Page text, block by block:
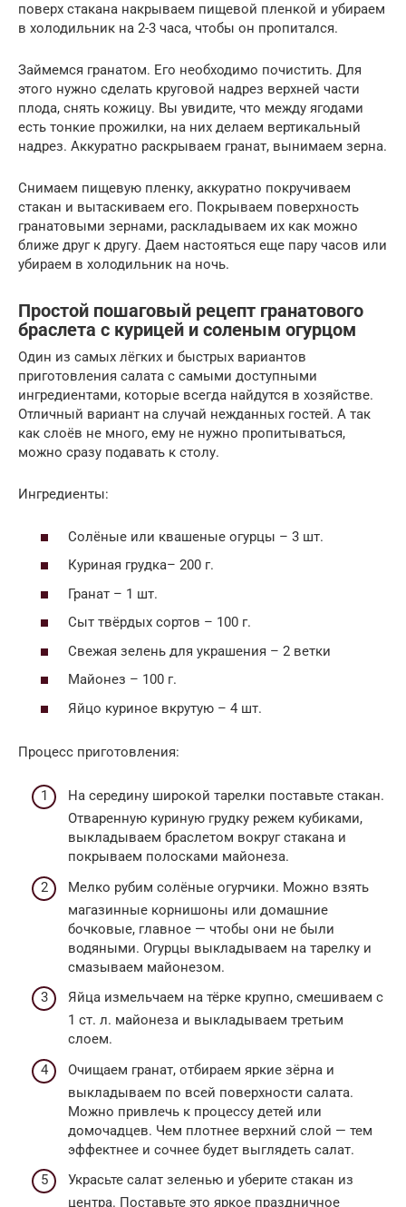
поверх стакана накрываем пищевой пленкой и убираем
в холодильник на 2-3 часа, чтобы он пропитался.
Займемся гранатом. Его необходимо почистить. Для
этого нужно сделать круговой надрез верхней части
плода, снять кожицу. Вы увидите, что между ягодами
есть тонкие прожилки, на них делаем вертикальный
надрез. Аккуратно раскрываем гранат, вынимаем зерна.
Снимаем пищевую пленку, аккуратно покручиваем
стакан и вытаскиваем его. Покрываем поверхность
гранатовыми зернами, раскладываем их как можно
ближе друг к другу. Даем настояться еще пару часов или
убираем в холодильник на ночь.
Простой пошаговый рецепт гранатового
браслета с курицей и соленым огурцом
Один из самых лёгких и быстрых вариантов
приготовления салата с самыми доступными
ингредиентами, которые всегда найдутся в хозяйстве.
Отличный вариант на случай нежданных гостей. А так
как слоёв не много, ему не нужно пропитываться,
можно сразу подавать к столу.
Ингредиенты:
Солёные или квашеные огурцы – 3 шт.
Куриная грудка– 200 г.
Гранат – 1 шт.
Сыт твёрдых сортов – 100 г.
Свежая зелень для украшения – 2 ветки
Майонез – 100 г.
Яйцо куриное вкрутую – 4 шт.
Процесс приготовления:
На середину широкой тарелки поставьте стакан.
Отваренную куриную грудку режем кубиками,
выкладываем браслетом вокруг стакана и
покрываем полосками майонеза.
Мелко рубим солёные огурчики. Можно взять
магазинные корнишоны или домашние
бочковые, главное — чтобы они не были
водяными. Огурцы выкладываем на тарелку и
смазываем майонезом.
Яйца измельчаем на тёрке крупно, смешиваем с
1 ст. л. майонеза и выкладываем третьим
слоем.
Очищаем гранат, отбираем яркие зёрна и
выкладываем по всей поверхности салата.
Можно привлечь к процессу детей или
домочадцев. Чем плотнее верхний слой — тем
эффектнее и сочнее будет выглядеть салат.
Украсьте салат зеленью и уберите стакан из
центра. Поставьте это яркое праздничное